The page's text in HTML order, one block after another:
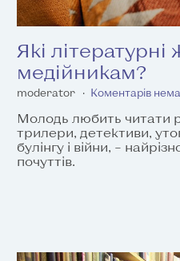
Які
медійникам?
moderator Коментарів
Молодь любить читати
трилери, детективи,
булінгу і війни, –
почуттів.